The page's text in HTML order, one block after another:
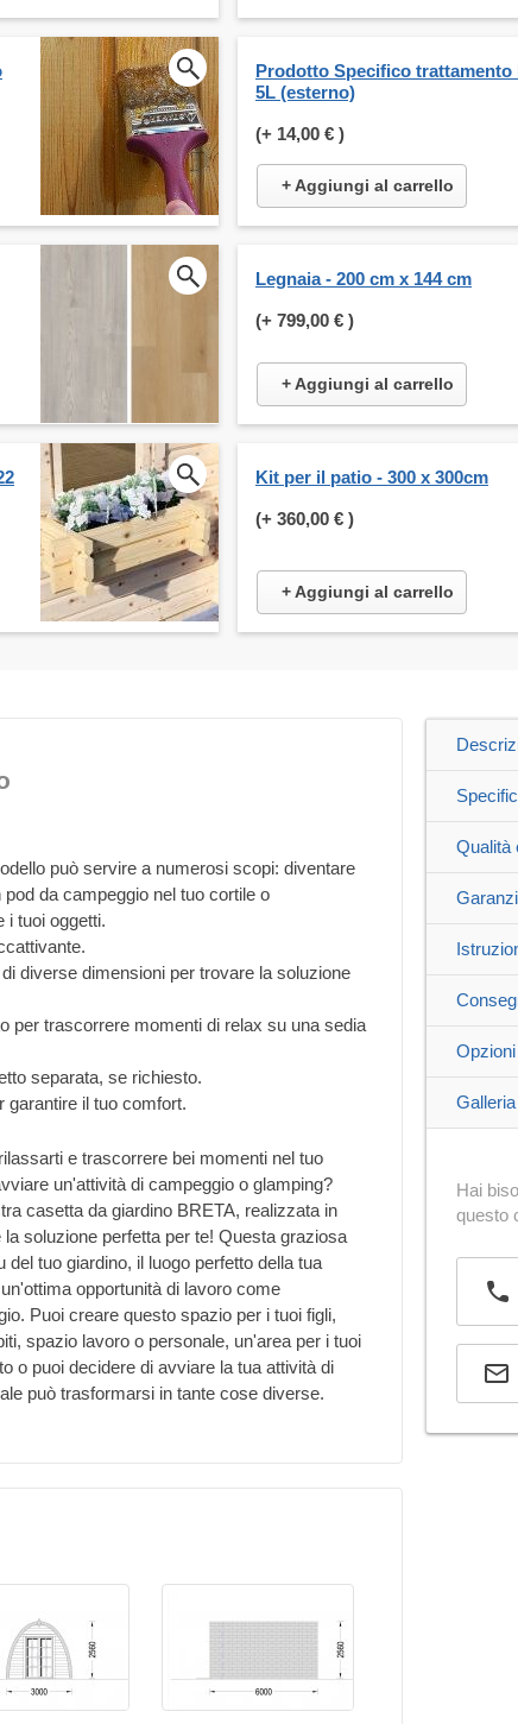
Prodotto Specifico trattamento
5L (esterno)
(+ 14,00 € )
+ Aggiungi al carrello
Legnaia - 200 cm x 144 cm
(+ 799,00 € )
+ Aggiungi al carrello
Kit per il patio - 300 x 300cm
(+ 360,00 € )
+ Aggiungi al carrello
può servire a numerosi scopi: diventare
da campeggio nel tuo cortile o
i tuoi oggetti.
diverse dimensioni per trovare la soluzione
per trascorrere momenti di relax su una sedia
separata, se richiesto.
garantire il tuo comfort.
e trascorrere bei momenti nel tuo
un'attività di campeggio o glamping?
casetta da giardino BRETA, realizzata in
soluzione perfetta per te! Questa graziosa
tuo giardino, il luogo perfetto della tua
opportunità di lavoro come
Puoi creare questo spazio per i tuoi figli,
spazio lavoro o personale, un'area per i tuoi
o puoi decidere di avviare la tua attività di
può trasformarsi in tante cose diverse.
Qualità
Hai
questo